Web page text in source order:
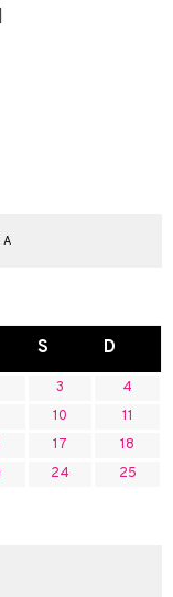
S D
3
4
10
11
17
18
24
25